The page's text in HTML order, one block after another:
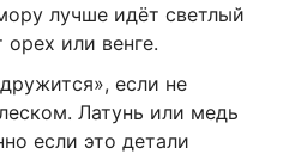
лучше идёт светлый
или венге.
если не
Латунь или медь
если это детали